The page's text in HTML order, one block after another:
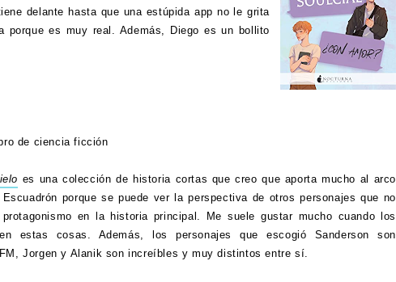
delante hasta que una estúpida app no le grita
porque es muy real. Además, Diego es un bollito
de ciencia ficción
es una colección de historia cortas que creo que aporta mucho al arco
porque se puede ver la perspectiva de otros personajes que no
en la historia principal. Me suele gustar mucho cuando los
estas cosas. Además, los personajes que escogió Sanderson son
Jorgen y Alanik son increíbles y muy distintos entre sí.